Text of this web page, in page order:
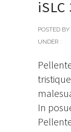
iSLC
POSTED
UNDER :
In